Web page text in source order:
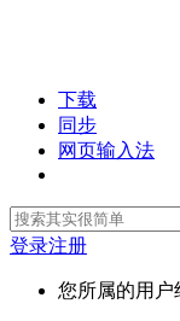
下载
同步
网页输入法
登录注册
您所属的用户